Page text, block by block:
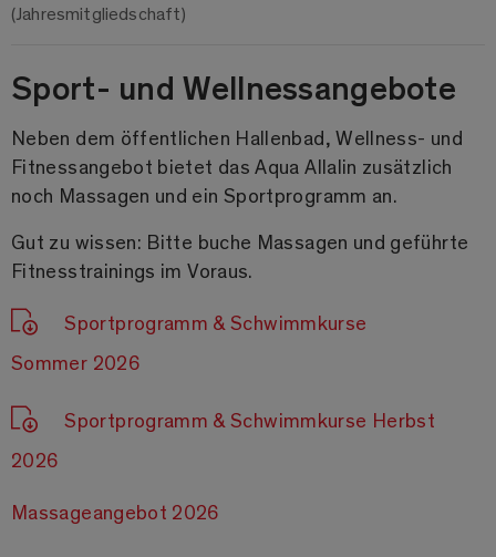
(Jahresmitgliedschaft)
Sport- und Wellnessangebote
Neben dem öffentlichen Hallenbad, Wellness- und
Fitnessangebot bietet das Aqua Allalin zusätzlich
noch Massagen und ein Sportprogramm an.
Gut zu wissen: Bitte buche Massagen und geführte
Fitnesstrainings im Voraus.
Sportprogramm & Schwimmkurse
Sommer 2026
Sportprogramm & Schwimmkurse Herbst
2026
Massageangebot 2026